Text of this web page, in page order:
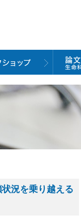
況を乗り越える